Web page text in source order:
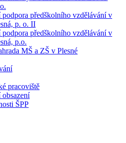
podpora předškolního vzdělávání v
p. o. II
podpora předškolního vzdělávání v
p.o.
MŠ a ZŠ v Plesné
pracoviště
obsazení
ŠPP